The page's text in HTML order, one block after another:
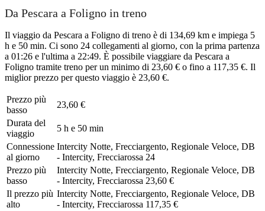
Da Pescara a Foligno in treno
Il viaggio da Pescara a Foligno di treno è di 134,69 km e impiega 5
h e 50 min. Ci sono 24 collegamenti al giorno, con la prima partenza
a 01:26 e l'ultima a 22:49. È possibile viaggiare da Pescara a
Foligno tramite treno per un minimo di 23,60 € o fino a 117,35 €. Il
miglior prezzo per questo viaggio è 23,60 €.
Prezzo più
basso
23,60 €
Durata del
viaggio
5 h e 50 min
Connessione
al giorno
Intercity Notte, Frecciargento, Regionale Veloce, DB
- Intercity, Frecciarossa 24
Prezzo più
basso
Intercity Notte, Frecciargento, Regionale Veloce, DB
- Intercity, Frecciarossa 23,60 €
Il prezzo più
alto
Intercity Notte, Frecciargento, Regionale Veloce, DB
- Intercity, Frecciarossa 117,35 €